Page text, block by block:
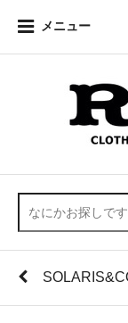
メニュー